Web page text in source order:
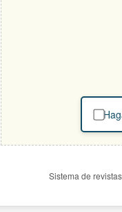
Sistema de